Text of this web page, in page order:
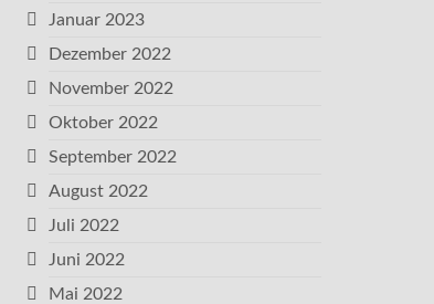
Januar 2023
Dezember 2022
November 2022
Oktober 2022
September 2022
August 2022
Juli 2022
Juni 2022
Mai 2022